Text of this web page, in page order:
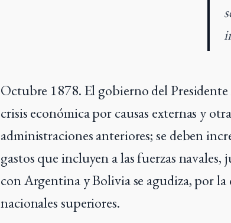
Octubre 1878. El gobierno del
crisis económica por causas externas y
administraciones anteriores; se deben
gastos que incluyen a las fuerzas
con Argentina y Bolivia se agudiza, por
nacionales superiores.